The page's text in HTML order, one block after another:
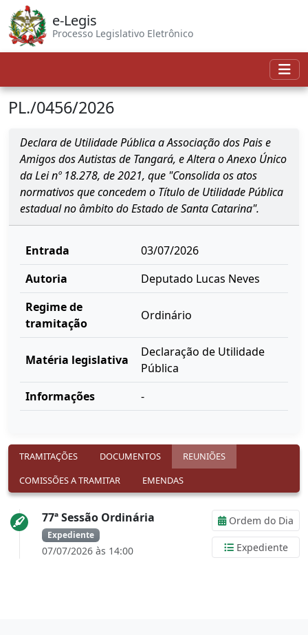
e-Legis
Processo Legislativo Eletrônico
PL./0456/2026
Declara de Utilidade Pública a Associação dos Pais e
Amigos dos Autistas de Tangará, e Altera o Anexo Único
da Lei nº 18.278, de 2021, que "Consolida os atos
normativos que concedem o Título de Utilidade Pública
estadual no âmbito do Estado de Santa Catarina".
Entrada
03/07/2026
Autoria
Deputado Lucas Neves
Regime de
tramitação
Ordinário
Matéria legislativa
Declaração de Utilidade
Pública
Informações
-
TRAMITAÇÕES DOCUMENTOS
REUNIÕES
COMISSÕES A TRAMITAR
EMENDAS
77ª Sessão Ordinária
Expediente
07/07/2026 às 14:00
Ordem do Dia
Expediente